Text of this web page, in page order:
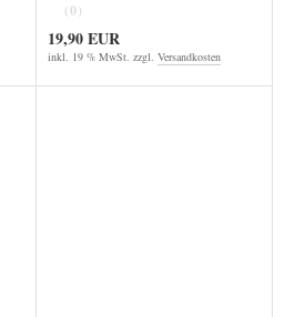
(0)
19,90 EUR
inkl. 19 % MwSt. zzgl. Versandkosten